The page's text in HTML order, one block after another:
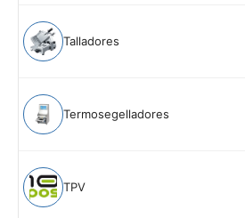
Talladores
Termosegelladores
TPV